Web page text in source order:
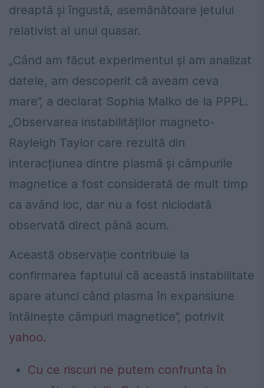
dreaptă și îngustă, asemănătoare jetului
relativist al unui quasar.
„Când am făcut experimentul și am analizat
datele, am descoperit că aveam ceva
mare”, a declarat Sophia Malko de la PPPL.
„Observarea instabilităților magneto-
Rayleigh Taylor care rezultă din
interacțiunea dintre plasmă și câmpurile
magnetice a fost considerată de mult timp
ca având loc, dar nu a fost niciodată
observată direct până acum.
Această observație contribuie la
confirmarea faptului că această instabilitate
apare atunci când plasma în expansiune
întâlnește câmpuri magnetice”, potrivit
yahoo.
Cu ce riscuri ne putem confrunta în